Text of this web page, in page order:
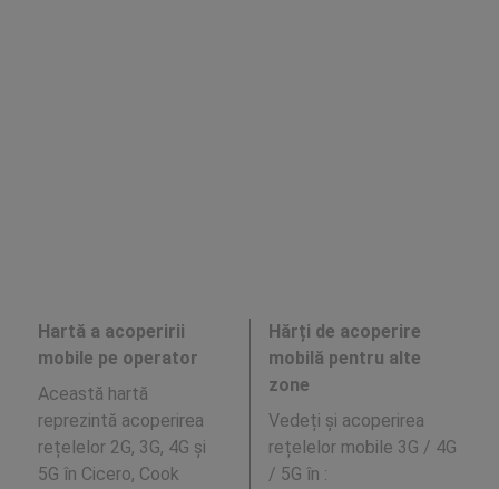
Hartă a acoperirii
mobile pe operator
Această hartă
reprezintă acoperirea
rețelelor 2G, 3G, 4G și
5G în Cicero, Cook
Hărți de acoperire
mobilă pentru alte
zone
Vedeți și acoperirea
rețelelor mobile 3G / 4G
/ 5G în :